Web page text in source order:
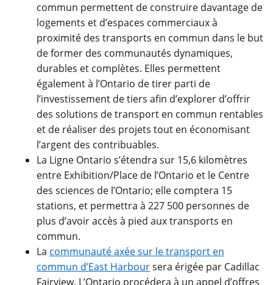
commun permettent de construire davantage de
logements et d’espaces commerciaux à
proximité des transports en commun dans le but
de former des communautés dynamiques,
durables et complètes. Elles permettent
également à l’Ontario de tirer parti de
l’investissement de tiers afin d’explorer d’offrir
des solutions de transport en commun rentables
et de réaliser des projets tout en économisant
l’argent des contribuables.
La Ligne Ontario s’étendra sur 15,6 kilomètres
entre Exhibition/Place de l’Ontario et le Centre
des sciences de l’Ontario; elle comptera 15
stations, et permettra à 227 500 personnes de
plus d’avoir accès à pied aux transports en
commun.
La communauté axée sur le transport en
commun d’East Harboursera érigée par Cadillac
Fairview. L’Ontario procédera à un appel d’offres